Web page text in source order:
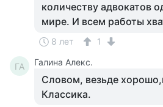
количеству адвокатов
мире. И всем работы
8 лет 1
ГА Галина Алекс.
Словом, везьде
Классика.